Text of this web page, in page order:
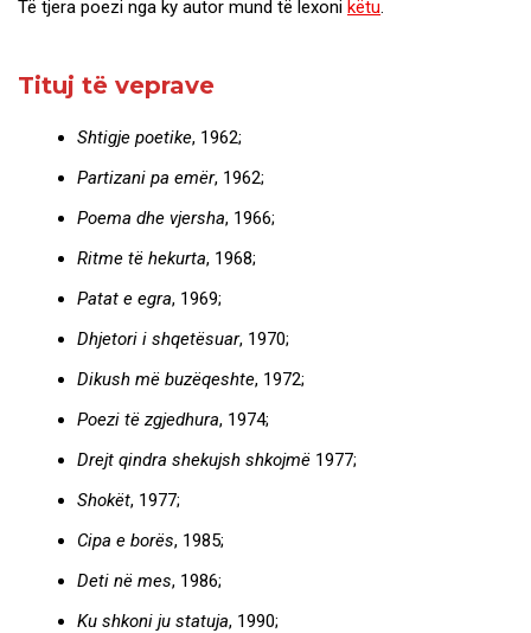
Të tjera poezi nga ky autor mund të lexoni këtu.
Tituj të veprave
Shtigje poetike, 1962;
Partizani pa emër, 1962;
Poema dhe vjersha, 1966;
Ritme të hekurta, 1968;
Patat e egra, 1969;
Dhjetori i shqetësuar, 1970;
Dikush më buzëqeshte, 1972;
Poezi të zgjedhura, 1974;
Drejt qindra shekujsh shkojmë 1977;
Shokët, 1977;
Cipa e borës, 1985;
Deti në mes, 1986;
Ku shkoni ju statuja, 1990;